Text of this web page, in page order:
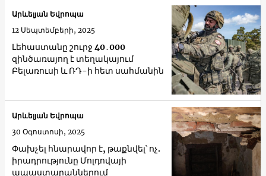
Լեհաստանը շուրջ 40․000
զինծառայող է տեղակայում
Բելառուսի և ՌԴ-ի հետ սահմանին
Արևելյան Եվրոպա
12 Սեպտեմբերի, 2025
Փախչել հնարավոր է, թաքնվել՝ ոչ.
իրադրությունը Մոլդովայի
ապաստարաններում
Արևելյան Եվրոպա
30 Օգոստոսի, 2025